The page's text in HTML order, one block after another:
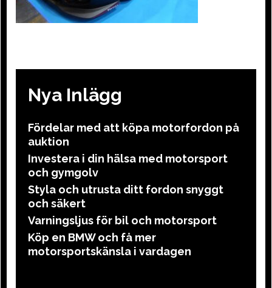
Nya Inlägg
Fördelar med att köpa motorfordon på
auktion
Investera i din hälsa med motorsport
och gymgolv
Styla och utrusta ditt fordon snyggt
och säkert
Varningsljus för bil och motorsport
Köp en BMW och få mer
motorsportskänsla i vardagen